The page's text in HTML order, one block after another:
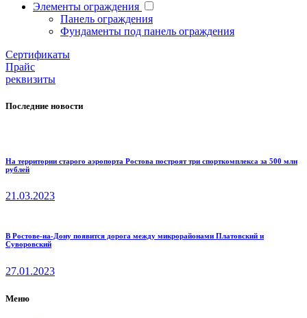
Элементы ограждения
Панель ограждения
Фундаменты под панель ограждения
Cертификаты
Прайс
реквизиты
Последние новости
На территории старого аэропорта Ростова построят три спорткомплекса за 500 млн
рублей
21.03.2023
В Ростове-на-Дону появится дорога между микрорайонами Платовский и
Суворовский
27.01.2023
Меню